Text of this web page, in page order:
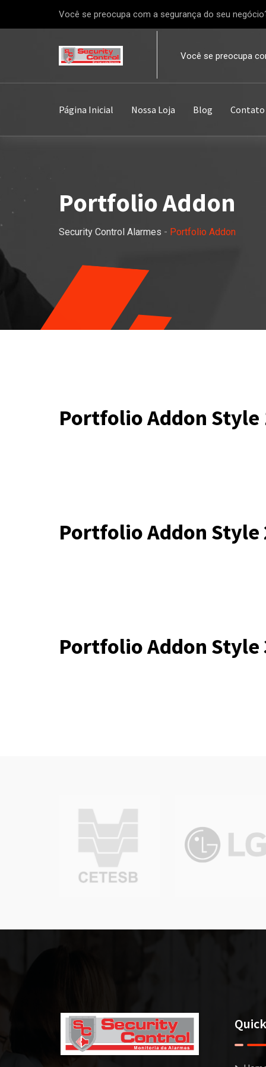
Você se preocupa com a segurança do seu
Você se preocupa
Página Inicial Nossa Loja Blog Contato
Portfolio Addon
Security Control Alarmes - Portfolio Addon
Portfolio Addon Style
Portfolio Addon Style
Portfolio Addon Style